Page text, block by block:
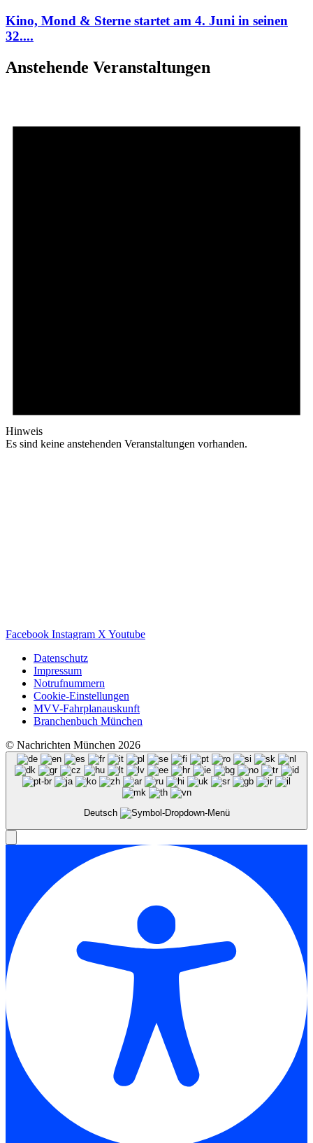
Kino, Mond & Sterne startet am 4. Juni in seinen
32....
Anstehende Veranstaltungen
Hinweis
Es sind keine anstehenden Veranstaltungen vorhanden.
Facebook Instagram X Youtube
Datenschutz
Impressum
Notrufnummern
Cookie-Einstellungen
MVV-Fahrplanauskunft
Branchenbuch München
© Nachrichten München 2026
Deutsch